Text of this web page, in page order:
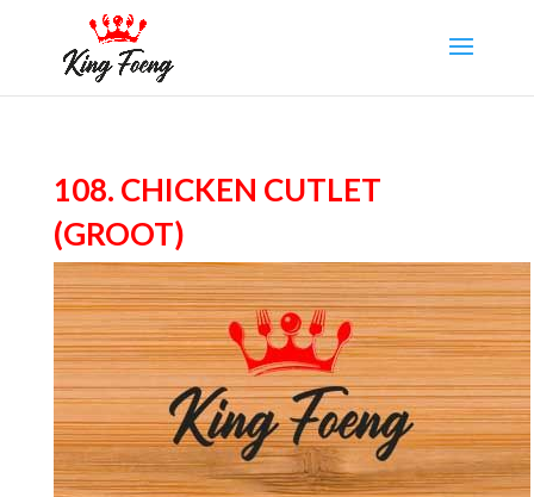
108. Chicken Cutlet
(groot)